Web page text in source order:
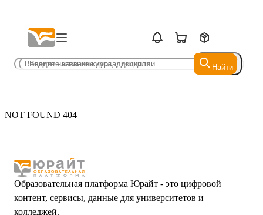
Найти
Найти
NOT FOUND 404
Образовательная платформа Юрайт - это цифровой
контент, сервисы, данные для университетов и
колледжей.